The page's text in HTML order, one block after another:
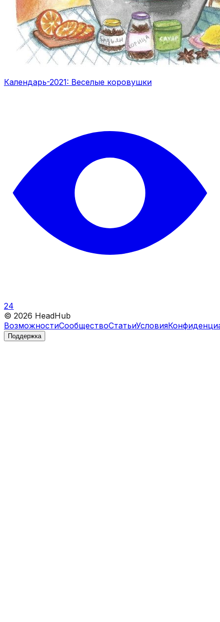
Календарь-2021: Веселые коровушки
24
© 2026 HeadHub
ВозможностиСообществоСтатьиУсловия
Поддержка